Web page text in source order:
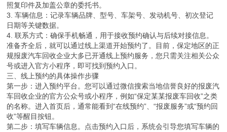
照复印件及加盖公章的委托书。
3. 车辆信息：记录车辆品牌、型号、车架号、发动机号、初次登记
日期等关键数据。
4. 联系方式：确保手机畅通，用于接收预约确认与后续对接信息。
准备齐全后，就可以通过线上渠道开始预约了。目前，保定地区的正
规报废汽车回收企业大多已开通线上预约服务，您只需关注相关公众
号或进入官方小程序，即可找到预约入口。
三、线上预约的具体操作步骤
第一步：进入预约平台。您可以通过微信搜索当地信誉良好的报废汽
车回收企业的官方公众号或小程序，例如“保定某某报废车回收”之类
的名称。进入首页后，通常能看到“在线预约”、“报废服务”或“预约回
收”等醒目按钮。
第二步：填写车辆信息。点击预约入口后，系统会引导您填写车辆的